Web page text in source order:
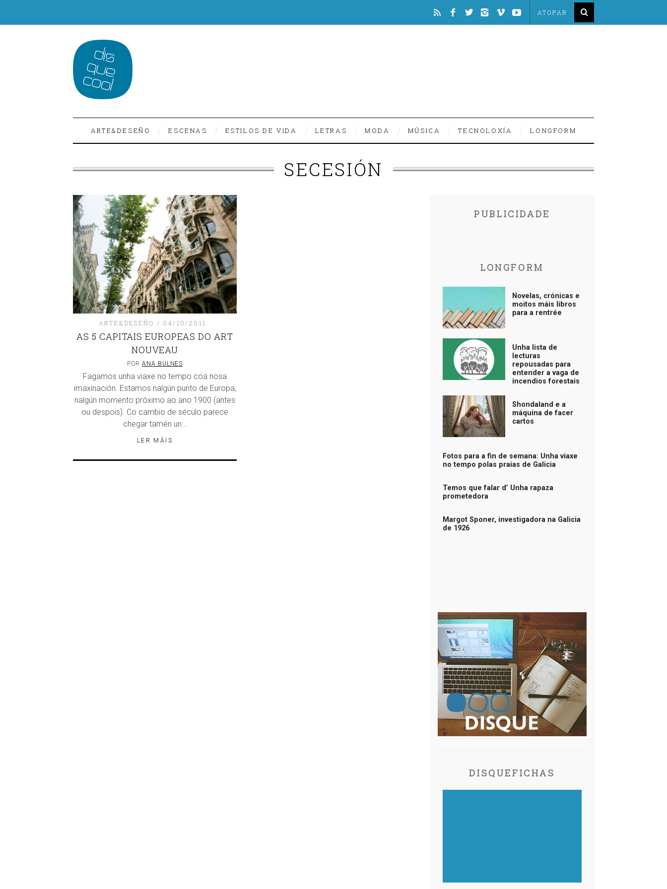
ARTE&DESEÑO ESCENAS ESTILOS DE VIDA LETRAS MODA MÚSICA TECNOLOXÍA LONGFORM
SECESIÓN
ARTE&DESEÑO 04/10/2011
AS 5 CAPITAIS EUROPEAS DO ART
NOUVEAU
PORANA BULNES
Fagamos unha viaxe no tempo coa nosa
imaxinación. Estamos nalgún punto de Europa,
nalgún momento próximo ao ano 1900 (antes
ou despois). Co cambio de século parece
chegar tamén un…
LER MÁIS
PUBLICIDADE
LONGFORM
Novelas, crónicas e
moitos máis libros
para a rentrée
Unha lista de
lecturas
repousadas para
entender a vaga de
incendios forestais
Shondaland e a
máquina de facer
cartos
Fotos para a fin de semana: Unha viaxe
no tempo polas praias de Galicia
Temos que falar d’ Unha rapaza
prometedora
Margot Sponer, investigadora na Galicia
de 1926
DISQUEFICHAS